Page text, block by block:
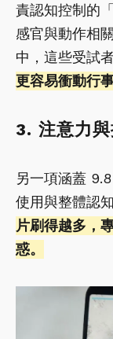
責認知控制的
感官與動作相
中，這些受試
更容易衝動行
3. 注意力
另一項涵蓋
使用與整體認
片刷得越多，
惑。